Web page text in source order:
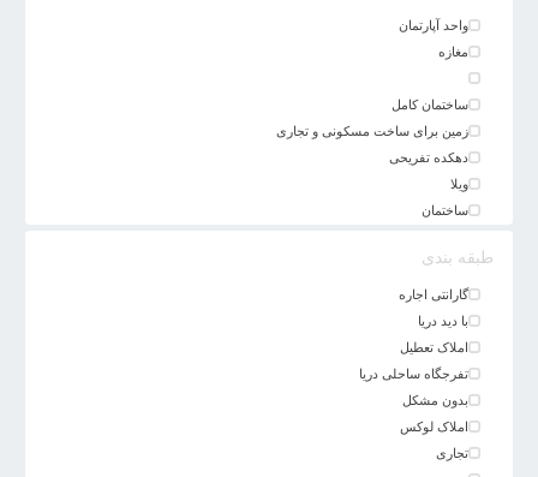
واحد آپارتمان
مغازه
ساختمان کامل
زمین برای ساخت مسکونی و تجاری
دهکده تفریحی
ویلا
ساختمان
طبقه بندی
گارانتی اجاره
با دید دریا
املاک تعطیل
تفرجگاه ساحلی دریا
بدون مشکل
املاک لوکس
تجاری